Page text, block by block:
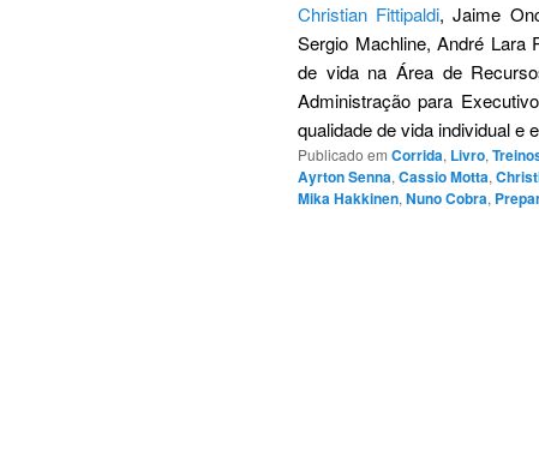
Christian Fittipaldi, Jaime
Sergio Machline, André Lara
de vida na Área de
Administração para
qualidade de vida individual e
Publicado em Corrida, Livro,
Ayrton Senna, Cassio Motta,
Mika Hakkinen, Nuno Cobra,